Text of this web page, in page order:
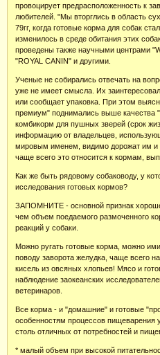
провоцирует предрасположенность к
любителей. "Мы вторглись в область
79гг, когда готовые корма для собак
изменилось в среде обитания этих
проведены также научными центрами
"ROYAL CANIN" и другими.
Ученые не собирались отвечать на
уже не имеет смысла. Их
или сообщает упаковка. При этом
премиум" поднимались выше качества
комбикорм для пушных зверей (срок
информацию от владельцев,
мировым именем, видимо дорожат им и
чаще всего это относится к кормам,
Как же быть рядовому собаководу, у
исследования готовых кормов?
ЗАПОМНИТЕ - основной признак
чем объем поедаемого размоченного
реакций у собаки.
Можно ругать готовые корма, можно
поводу заворота желудка, чаще всего
кисель из овсяных хлопьев! Мясо и
наблюдение заокеанских
ветеринаров.
Все корма - и "домашние" и готовые
особенностям процессов
столь отличных от потребностей и
* малый объем при высокой